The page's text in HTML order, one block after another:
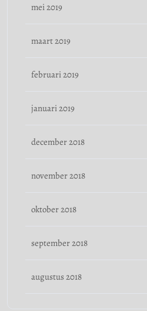
mei 2019
maart 2019
februari 2019
januari 2019
december 2018
november 2018
oktober 2018
september 2018
augustus 2018